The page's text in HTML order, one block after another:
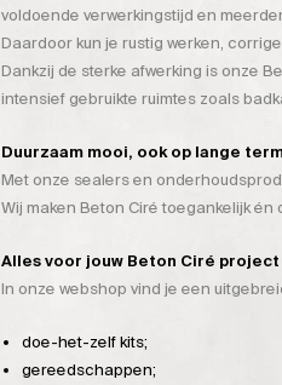
voldoende verwerkingstijd en
Daardoor kun je rustig werken,
Dankzij de sterke afwerking is onze
intensief gebruikte ruimtes zoals
Duurzaam mooi, ook op lange
Met onze sealers en
Wij maken Beton Ciré toegankelijk én
Alles voor jouw Beton Ciré project
In onze webshop vind je een
doe-het-zelf kits;
gereedschappen;